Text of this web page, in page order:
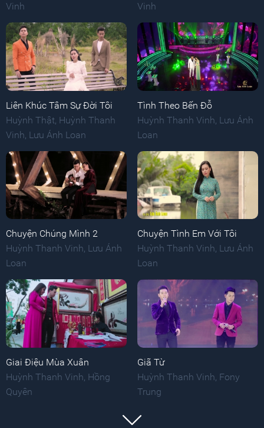
Vinh
Vinh
Liên Khúc Tâm Sự Đời Tôi
Huỳnh Thật Huỳnh Thanh
Vinh Lưu Ánh Loan
Tình Theo Bến Đỗ
Huỳnh Thanh Vinh Lưu Ánh
Loan
Chuyện Chúng Mình 2
Huỳnh Thanh Vinh, Lưu Ánh
Loan
Chuyện Tình Em Với Tôi
Huỳnh Thanh Vinh, Lưu Ánh
Loan
Giai Điệu Mùa Xuân
Huỳnh Thanh Vinh Hồng
Quyên
Giã Từ
Huỳnh Thanh Vinh Fony
Trung